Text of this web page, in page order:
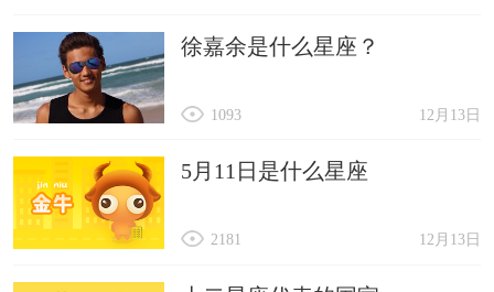
徐嘉余是什么星座？
12月13日
1093
5月11日是什么星座
12月13日
2181